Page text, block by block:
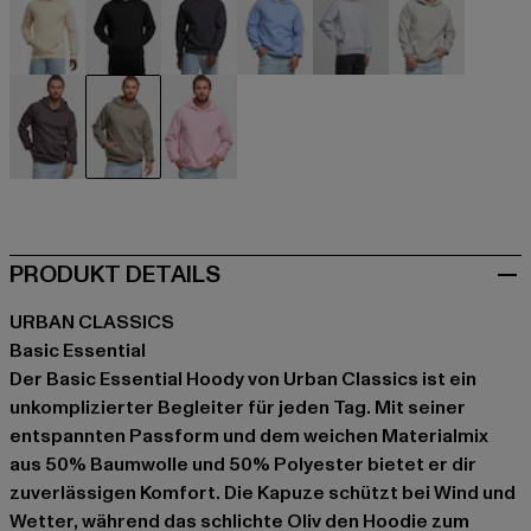
beige schwarzblau
PRODUKT DETAILS
URBAN CLASSICS
Basic Essential
Der Basic Essential Hoody von Urban Classics ist ein
unkomplizierter Begleiter für jeden Tag. Mit seiner
entspannten Passform und dem weichen Materialmix
aus 50% Baumwolle und 50% Polyester bietet er dir
zuverlässigen Komfort. Die Kapuze schützt bei Wind und
Wetter, während das schlichte Oliv den Hoodie zum